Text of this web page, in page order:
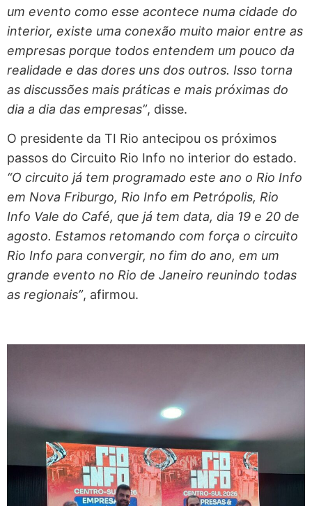
um evento como esse acontece numa cidade do
interior, existe uma conexão muito maior entre as
empresas porque todos entendem um pouco da
realidade e das dores uns dos outros. Isso torna
as discussões mais práticas e mais próximas do
dia a dia das empresas”, disse.
O presidente da TI Rio antecipou os próximos
passos do Circuito Rio Info no interior do estado.
“O circuito já tem programado este ano o Rio Info
em Nova Friburgo, Rio Info em Petrópolis, Rio
Info Vale do Café, que já tem data, dia 19 e 20 de
agosto. Estamos retomando com força o circuito
Rio Info para convergir, no fim do ano, em um
grande evento no Rio de Janeiro reunindo todas
as regionais”, afirmou.